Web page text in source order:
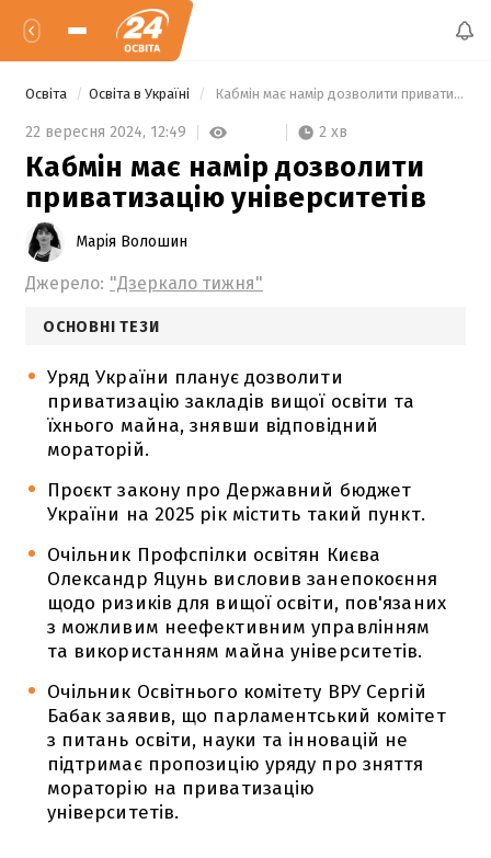
Освіта Освіта в Україні Кабмін має намір дозволити приватизацію університетів
22 вересня 2024, 12:49 2 хв
Кабмін має намір дозволити
приватизацію університетів
Марія Волошин
Джерело: "Дзеркало тижня"
ОСНОВНІ ТЕЗИ
Уряд України планує дозволити
приватизацію закладів вищої освіти та
їхнього майна, знявши відповідний
мораторій.
Проєкт закону про Державний бюджет
України на 2025 рік містить такий пункт.
Очільник Профспілки освітян Києва
Олександр Яцунь висловив занепокоєння
щодо ризиків для вищої освіти, пов'язаних
з можливим неефективним управлінням
та використанням майна університетів.
Очільник Освітнього комітету ВРУ Сергій
Бабак заявив, що парламентський комітет
з питань освіти, науки та інновацій не
підтримає пропозицію уряду про зняття
мораторію на приватизацію
університетів.